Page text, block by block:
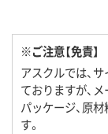
※ご注意【免責】
アスクルでは、
ておりますが、メ
パッケージ、原
す。